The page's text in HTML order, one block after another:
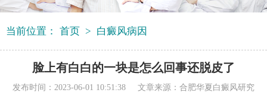
当前位置： 首页 > 白癜风病因
脸上有白白的一块是怎么回事还脱皮了
发布时间：2023-06-01 10:51:38 文章来源： 合肥华夏白癜风研究